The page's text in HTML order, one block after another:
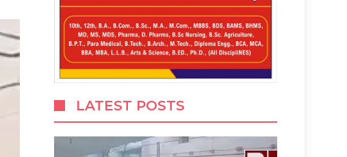
LATEST POSTS